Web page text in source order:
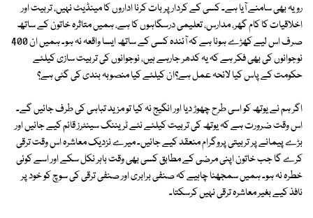
رویہ بھی سامنے آیا ہے۔ کسی کے کردار پر بات کرنا اداروں کا مینڈیٹ نہیں، تربیت اور
اخلاقیات کا کام گھر، مدارس، تعلیمی درسگاہوں کا ہے، ہمیں متاثرہ خاتون کے ساتھ
صرف اس لیے کھڑے ہونا ہے کہ آئندہ کسی کے ساتھ ایسا واقعہ نہ ہو۔ ہمیں ان 400
نوجوانوں کی بھی فکر ہے کہ یہ کدھر جارہے ہیں، نوجوانوں کی تربیت سازی کیلئے
حکومت کے پاس کیا لائحہ عمل ہے؟ان کیلئے کیا منصوبہ بندی کی گئی ہے؟
اگر ہم نے یوتھ کو اسی طرح چھوڑ دیا اور انگیج نہ کیا تو مزید تباہی کی طرف جائیں گے۔
اس وقت ضرورت ہے کہ یوتھ کی تربیت کیلئے نئے ٹریننگ سینٹرز قائم کیے جائیں اور
بڑے پیمانے پر تربیتی پروگرام منعقد کیے جائیں۔ میرے نزدیک معاشرہ اس وقت ترقی
کرے گا جب خاتون اپنی مرضی کے مطابق کسی بھی وقت باہر نکل سکے اور اسے کوئی
خطرہ نہ ہو۔ ہمیں سمجھنا چاہیے کہ صنفی برابری اور صنفی ترقی کی سوچ کو خود پر
نافذ کیے بغیر معاشرہ ترقی نہیں کرسکتا۔